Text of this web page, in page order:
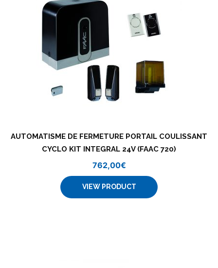
AUTOMATISME DE FERMETURE PORTAIL COULISSANT
CYCLO KIT INTEGRAL 24V (FAAC 720)
762,00€
VIEW PRODUCT